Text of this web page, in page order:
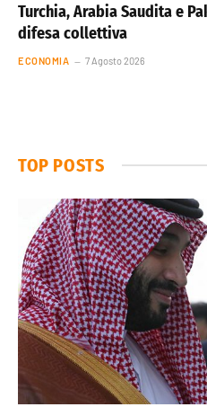
Turchia, Arabia Saudita e
difesa collettiva
ECONOMIA 7 Agosto 2026
TOP POSTS